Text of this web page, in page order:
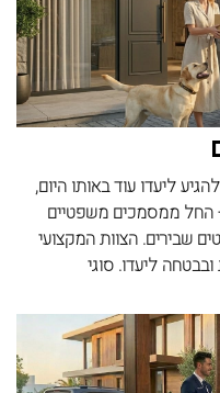
ליעדו עוד באותו היום,
- החל ממסמכים משפטיים
שבירים. הצוות המקצועי
ליעדו. סוגי